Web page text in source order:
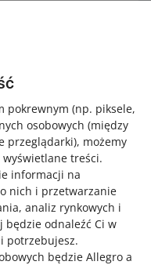
pokrewnym (np. piksele,
osobowych (między
przeglądarki), możemy
treści.
informacji na
nich i przetwarzanie
analiz rynkowych i
będzie odnaleźć Ci w
potrzebujesz.
będzie Allegro a
5 MIN
sprzedaży
– Nowy CPR